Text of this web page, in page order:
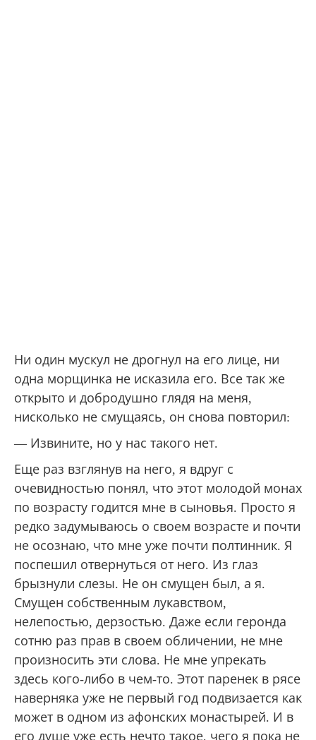
Ни один мускул не дрогнул на его лице, ни
одна морщинка не исказила его. Все так же
открыто и добродушно глядя на меня,
нисколько не смущаясь, он снова повторил:
— Извините, но у нас такого нет.
Еще раз взглянув на него, я вдруг с
очевидностью понял, что этот молодой монах
по возрасту годится мне в сыновья. Просто я
редко задумываюсь о своем возрасте и почти
не осознаю, что мне уже почти полтинник. Я
поспешил отвернуться от него. Из глаз
брызнули слезы. Не он смущен был, а я.
Смущен собственным лукавством,